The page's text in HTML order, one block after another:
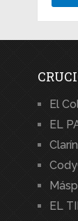
El
EL
Clarín
EL